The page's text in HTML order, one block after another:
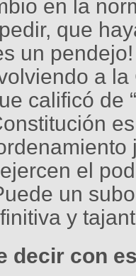
en la
que
un
a
calificó de
el
un
y
decir con